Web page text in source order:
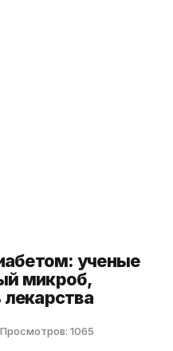
ученые
микроб,
Просмотров: 1065